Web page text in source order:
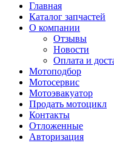
Главная
Каталог запчастей
О компании
Отзывы
Новости
Оплата и
Мотоподбор
Мотосервис
Мотоэвакуатор
Продать мотоцикл
Контакты
Отложенные
Авторизация